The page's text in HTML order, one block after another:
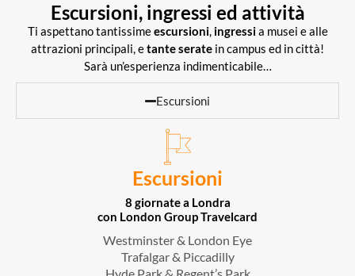
Escursioni, ingressi ed attività
Ti aspettano tantissimeescursioni,ingressia musei e alle
attrazioni principali, etante serate in campus ed in città!
Sarà un’esperienza indimenticabile…
Escursioni
Escursioni
8 giornate a Londra
con London Group Travelcard
Westminster & London Eye
Trafalgar & Piccadilly